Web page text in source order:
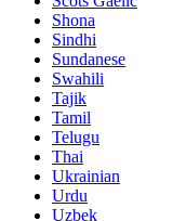
Shona
Sindhi
Sundanese
Swahili
Tajik
Tamil
Telugu
Thai
Ukrainian
Urdu
Uzbek